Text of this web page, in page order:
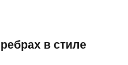
в стиле